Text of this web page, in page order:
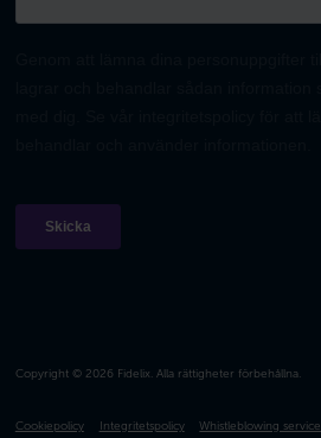
Copyright © 2026 Fidelix. Alla rättigheter förbehållna.
Cookiepolicy Integritetspolicy Whistleblowing service